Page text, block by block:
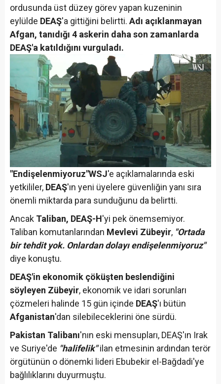
ordusunda üst düzey görev yapan kuzeninin
eylülde DEAŞ'a gittiğini belirtti. Adı açıklanmayan
Afgan, tanıdığı 4 askerin daha son zamanlarda
DEAŞ'a katıldığını vurguladı.
"Endişelenmiyoruz"WSJ'e açıklamalarında eski
yetkililer, DEAŞ'ın yeni üyelere güvenliğin yanı sıra
önemli miktarda para sunduğunu da belirtti.
Ancak Taliban, DEAŞ-H'yi pek önemsemiyor.
Taliban komutanlarından Mevlevi Zübeyir, "Ortada
bir tehdit yok. Onlardan dolayı endişelenmiyoruz"
diye konuştu.
DEAŞ'in ekonomik çöküşten beslendiğini
söyleyen Zübeyir, ekonomik ve idari sorunları
çözmeleri halinde 15 gün içinde DEAŞ'ı bütün
Afganistan'dan silebileceklerini öne sürdü.
Pakistan Talibanı'nın eski mensupları, DEAŞ'ın Irak
ve Suriye'de "halifelik"ilan etmesinin ardından terör
örgütünün o dönemki lideri Ebubekir el-Bağdadi'ye
bağlılıklarını duyurmuştu.